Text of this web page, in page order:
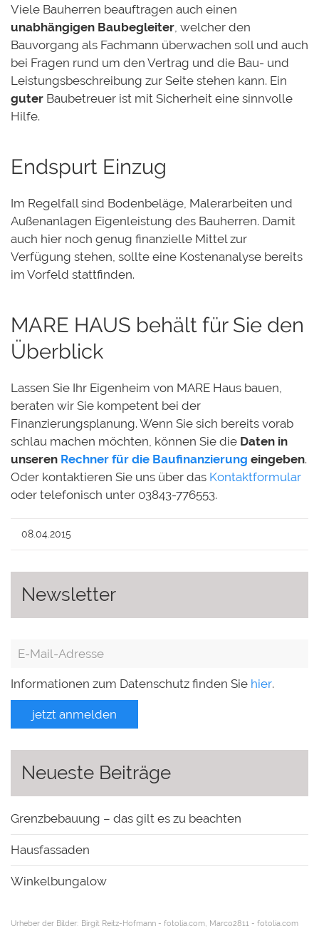
Viele Bauherren beauftragen auch einen
unabhängigen Baubegleiter, welcher den
Bauvorgang als Fachmann überwachen soll und auch
bei Fragen rund um den Vertrag und die Bau- und
Leistungsbeschreibung zur Seite stehen kann. Ein
guter Baubetreuer ist mit Sicherheit eine sinnvolle
Hilfe.
Endspurt Einzug
Im Regelfall sind Bodenbeläge, Malerarbeiten und
Außenanlagen Eigenleistung des Bauherren. Damit
auch hier noch genug finanzielle Mittel zur
Verfügung stehen, sollte eine Kostenanalyse bereits
im Vorfeld stattfinden.
MARE HAUS behält für Sie den
Überblick
Lassen Sie Ihr Eigenheim von MARE Haus bauen,
beraten wir Sie kompetent bei der
Finanzierungsplanung. Wenn Sie sich bereits vorab
schlau machen möchten, können Sie die Daten in
unseren Rechner für die Baufinanzierung eingeben.
Oder kontaktieren Sie uns über das Kontaktformular
oder telefonisch unter 03843-776553.
08.04.2015
Newsletter
Informationen zum Datenschutz finden Sie hier.
jetzt anmelden
Neueste Beiträge
Grenzbebauung – das gilt es zu beachten
Hausfassaden
Winkelbungalow
Urheber der Bilder: Birgit Reitz-Hofmann - fotolia.com Marco2811 - fotolia.com